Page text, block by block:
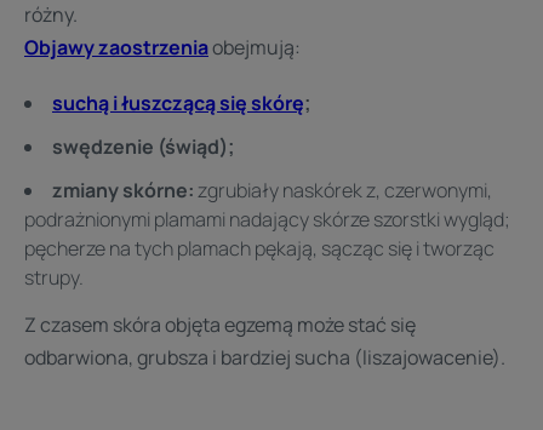
różny.
Objawy zaostrzeniaobejmują:
suchą i łuszczącą się skórę;
swędzenie (świąd);
zmiany skórne:zgrubiały naskórek z, czerwonymi,
podrażnionymi plamami nadający skórze szorstki wygląd;
pęcherze na tych plamach pękają, sącząc się i tworząc
strupy.
Z czasem skóra objęta egzemą może stać się
odbarwiona, grubsza i bardziej sucha (liszajowacenie).